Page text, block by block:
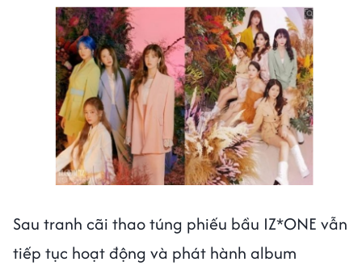
Sau tranh cãi thao túng phiếu bầu IZ*ONE vẫn
tiếp tục hoạt động và phát hành album